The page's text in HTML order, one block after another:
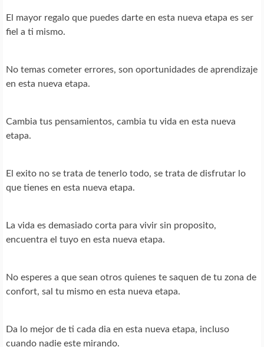
El mayor regalo que puedes darte en esta nueva etapa es ser
fiel a ti mismo.
No temas cometer errores, son oportunidades de aprendizaje
en esta nueva etapa.
Cambia tus pensamientos, cambia tu vida en esta nueva
etapa.
El exito no se trata de tenerlo todo, se trata de disfrutar lo
que tienes en esta nueva etapa.
La vida es demasiado corta para vivir sin proposito,
encuentra el tuyo en esta nueva etapa.
No esperes a que sean otros quienes te saquen de tu zona de
confort, sal tu mismo en esta nueva etapa.
Da lo mejor de ti cada dia en esta nueva etapa, incluso
cuando nadie este mirando.